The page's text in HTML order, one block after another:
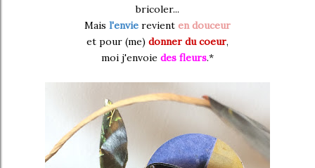
bricoler...
Mais l'envie revient en douceur
et pour (me) donner du coeur,
moi j'envoie des fleurs.*